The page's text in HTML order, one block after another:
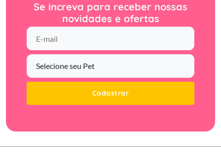
Se increva para receber nossas
novidades e ofertas
Cadastrar